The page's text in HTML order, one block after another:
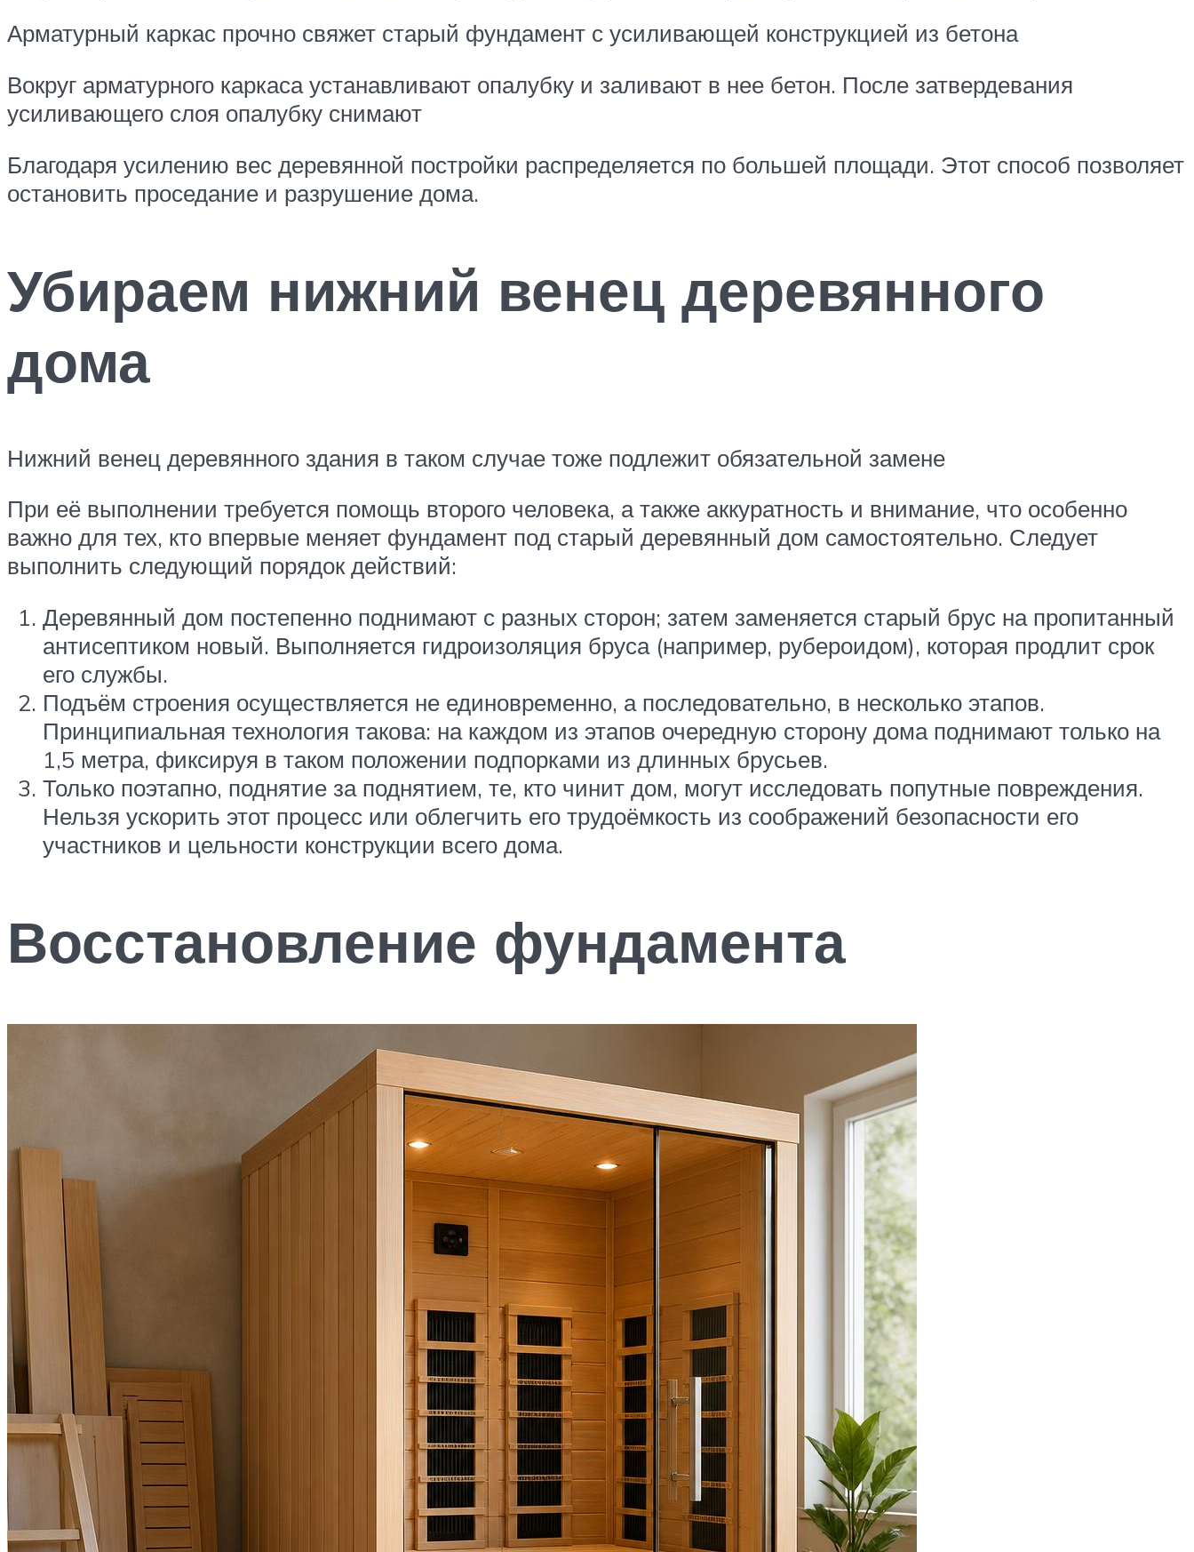
Арматурный каркас прочно свяжет старый фундамент с усиливающей конструкцией из бетона
Вокруг арматурного каркаса устанавливают опалубку и заливают в нее бетон. После затвердевания
усиливающего слоя опалубку снимают
Благодаря усилению вес деревянной постройки распределяется по большей площади. Этот способ позволяет
остановить проседание и разрушение дома.
Убираем нижний венец деревянного
дома
Нижний венец деревянного здания в таком случае тоже подлежит обязательной замене
При её выполнении требуется помощь второго человека, а также аккуратность и внимание, что особенно
важно для тех, кто впервые меняет фундамент под старый деревянный дом самостоятельно. Следует
выполнить следующий порядок действий:
Деревянный дом постепенно поднимают с разных сторон; затем заменяется старый брус на пропитанный
антисептиком новый. Выполняется гидроизоляция бруса (например, рубероидом), которая продлит срок
его службы.
Подъём строения осуществляется не единовременно, а последовательно, в несколько этапов.
Принципиальная технология такова: на каждом из этапов очередную сторону дома поднимают только на
1,5 метра, фиксируя в таком положении подпорками из длинных брусьев.
Только поэтапно, поднятие за поднятием, те, кто чинит дом, могут исследовать попутные повреждения.
Нельзя ускорить этот процесс или облегчить его трудоёмкость из соображений безопасности его
участников и цельности конструкции всего дома.
Восстановление фундамента